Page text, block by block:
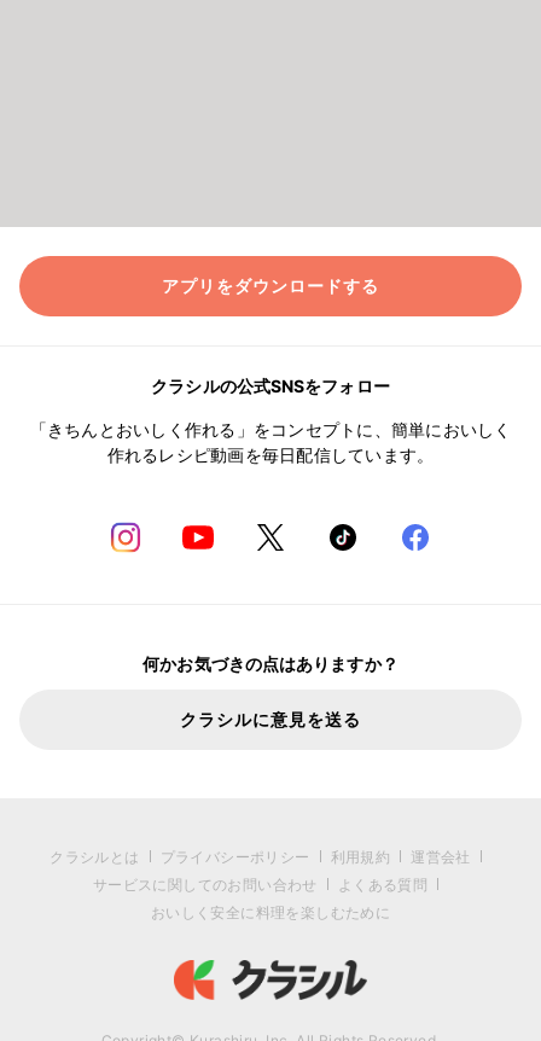
アプリをダウンロードする
クラシルの公式SNSをフォロー
「きちんとおいしく作れる」をコンセプトに、簡単においしく
作れるレシピ動画を毎日配信しています。
何かお気づきの点はありますか？
クラシルに意見を送る
クラシルとは プライバシーポリシー 利用規約
運営会社
サービスに関してのお問い合わせ
よくある質問
おいしく安全に料理を楽しむために